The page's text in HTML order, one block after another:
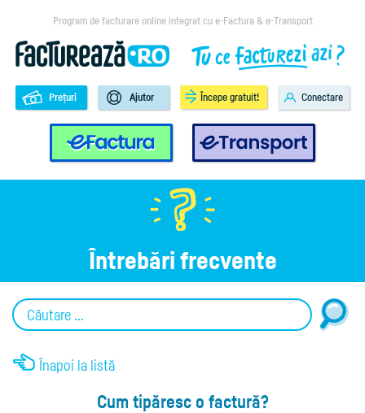
Program de facturare online integrat cu e-Factura & e-Transport
e-Factura e-Transport
Prețuri Ajutor Începe gratuit! Conectare
Întrebări frecvente
Înapoi la listă
Cum tipăresc o factură?